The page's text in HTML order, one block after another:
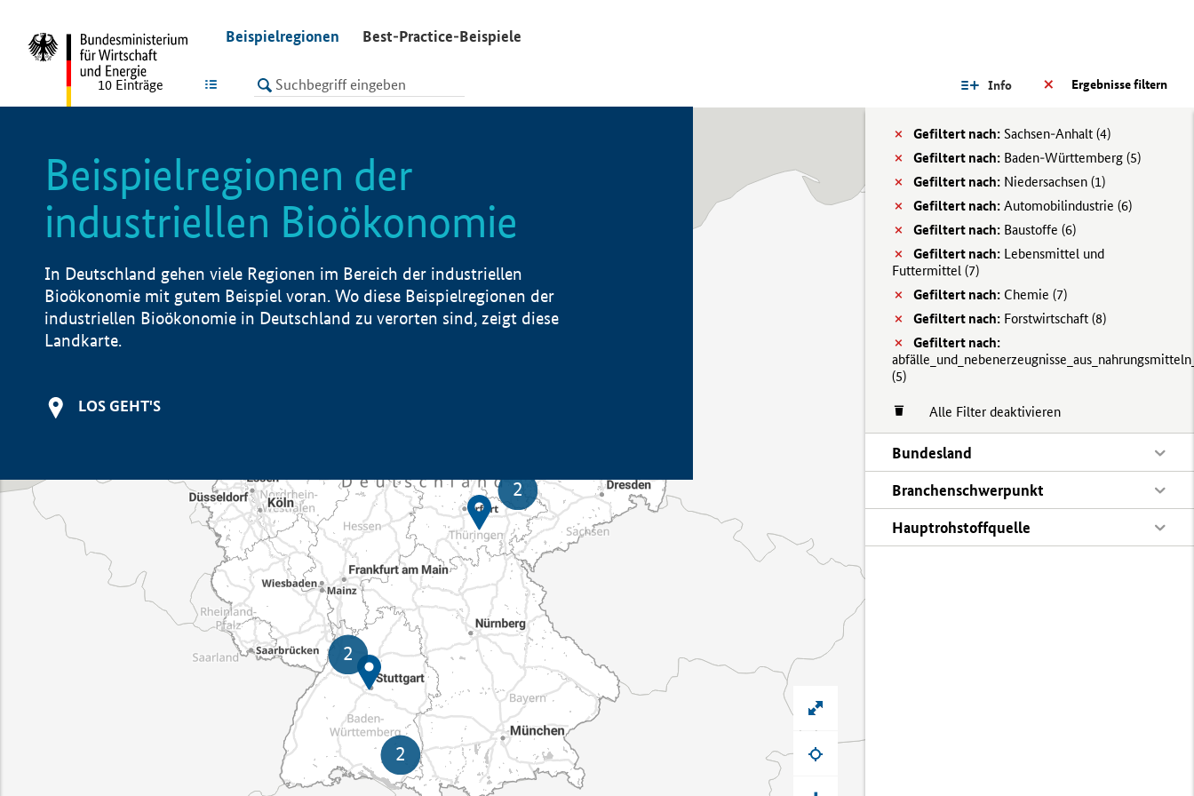
Beispielregionen Best-Practice-Beispiele
LISTE Ergebnisse filtern
Info
Gefiltert nach: Sachsen-Anhalt (4)
Gefiltert nach: Baden-Württemberg (5)
Gefiltert nach: Niedersachsen (1)
Gefiltert nach: Automobilindustrie (6)
Gefiltert nach: Baustoffe (6)
Gefiltert nach: Lebensmittel und
Futtermittel (7)
Gefiltert nach: Chemie (7)
Gefiltert nach: Forstwirtschaft (8)
Gefiltert nach:
(5)
Alle Filter deaktivieren
Bundesland
Branchenschwerpunkt
Hauptrohstoffquelle
10 Einträge
Beispielregionen der
industriellen Bioökonomie
In Deutschland gehen viele Regionen im Bereich der industriellen
Bioökonomie mit gutem Beispiel voran. Wo diese Beispielregionen der
industriellen Bioökonomie in Deutschland zu verorten sind, zeigt diese
Landkarte.
LOS GEHT'S